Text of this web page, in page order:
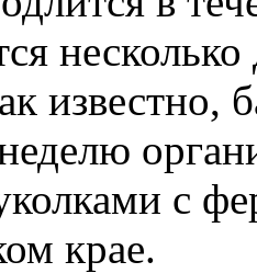
известно,
с
крае.